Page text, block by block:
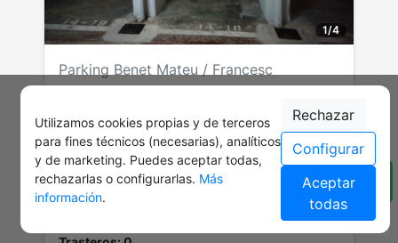
1/4
Parking Benet Mateu / Francesc
Carbonell
Lote de plazas en Barcelona
PEDRALBES
Referencia: 7337
Plazas coche: 0
Utilizamos cookies propias y de terceros
para fines técnicos (necesarias), analíticos
y de marketing. Puedes aceptar todas,
rechazarlas o configurarlas. Más
información.
Rechazar
Configurar
Aceptar
todas